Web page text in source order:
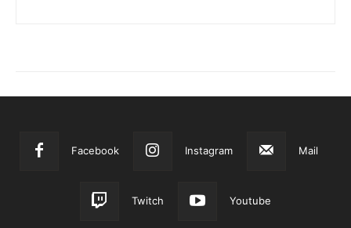
Facebook Instagram Mail
Twitch Youtube